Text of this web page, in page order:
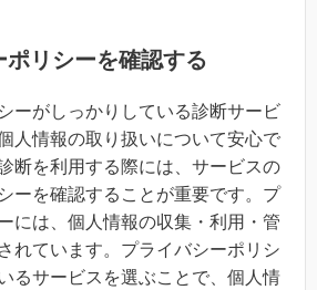
ポリシーを確認する
ーがしっかりしている診断サービ
人情報の取り扱いについて安心で
断を利用する際には、サービスの
ーを確認することが重要です。プ
には、個人情報の収集・利用・管
れています。プライバシーポリシ
るサービスを選ぶことで、個人情